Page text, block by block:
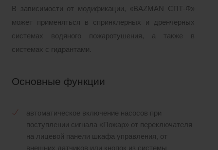
В зависимости от модификации, «BAZMAN СПТ-Ф»
может применяться в спринклерных и дренчерных
системах водяного пожаротушения, а также в
системах с гидрантами.
Основные функции
автоматическое включение насосов при
поступлении сигнала «Пожар» от переключателя
на лицевой панели шкафа управления, от
внешних датчиков или кнопок из системы